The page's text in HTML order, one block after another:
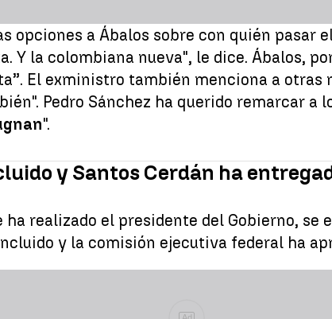
opciones a Ábalos sobre con quién pasar
Y la colombiana nueva", le dice. Ábalos,
El exministro también menciona a otras
Pedro Sánchez ha querido remarcar a
".
y Santos Cerdán ha
realizado el presidente del Gobierno,
y la comisión ejecutiva federal ha
Ad